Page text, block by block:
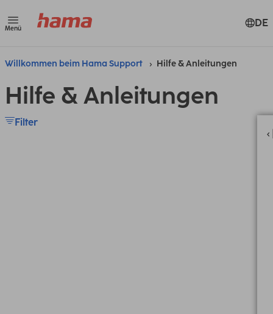
Menü DE
Willkommen beim Hama Support Hilfe & Anleitungen
Hilfe & Anleitungen
Filter